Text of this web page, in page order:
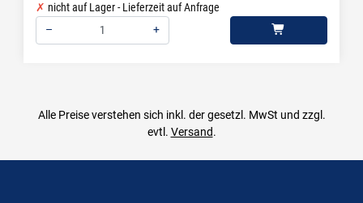
nicht auf Lager - Lieferzeit auf Anfrage
–
+
Alle Preise verstehen sich inkl. der gesetzl. MwSt und zzgl.
evtl. Versand.